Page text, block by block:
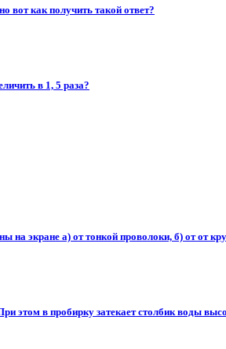
вот как получить такой ответ?
в 1, 5 раза?
экране а) от тонкой проволоки, б) от от
в пробирку затекает столбик воды